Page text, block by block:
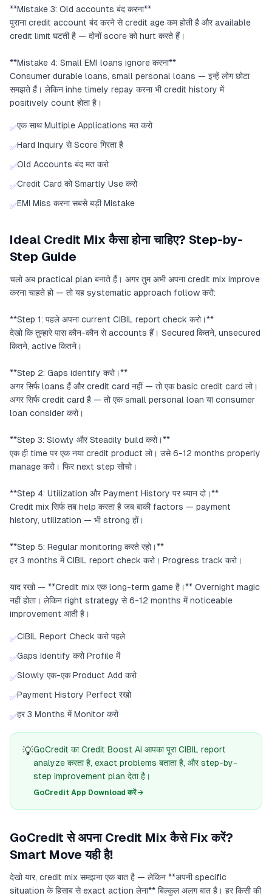
**Mistake 3: Old accounts बंद करना**
पुराना credit account बंद करने से credit age कम होती है और available
credit limit घटती है — दोनों score को hurt करते हैं।
**Mistake 4: Small EMI loans ignore करना**
Consumer durable loans, small personal loans — इन्हें लोग छोटा
समझते हैं। लेकिन inhe timely repay करना भी credit history में
positively count होता है।
✅एक साथ Multiple Applications मत करो
✅Hard Inquiry से Score गिरता है
✅Old Accounts बंद मत करो
✅Credit Card को Smartly Use करो
✅EMI Miss करना सबसे बड़ी Mistake
Ideal Credit Mix कैसा होना चाहिए? Step-by-
Step Guide
चलो अब practical plan बनाते हैं। अगर तुम अभी अपना credit mix improve
करना चाहते हो — तो यह systematic approach follow करो:
**Step 1: पहले अपना current CIBIL report check करो।**
देखो कि तुम्हारे पास कौन-कौन से accounts हैं। Secured कितने, unsecured
कितने, active कितने।
**Step 2: Gaps identify करो।**
अगर सिर्फ loans हैं और credit card नहीं — तो एक basic credit card लो।
अगर सिर्फ credit card है — तो एक small personal loan या consumer
loan consider करो।
**Step 3: Slowly और Steadily build करो।**
एक ही time पर एक नया credit product लो। उसे 6-12 months properly
manage करो। फिर next step सोचो।
**Step 4: Utilization और Payment History पर ध्यान दो।**
Credit mix सिर्फ तब help करता है जब बाकी factors — payment
history, utilization — भी strong हों।
**Step 5: Regular monitoring करते रहो।**
हर 3 months में CIBIL report check करो। Progress track करो।
याद रखो — **Credit mix एक long-term game है।** Overnight magic
नहीं होता। लेकिन right strategy से 6-12 months में noticeable
improvement आती है।
✅CIBIL Report Check करो पहले
✅Gaps Identify करो Profile में
✅Slowly एक-एक Product Add करो
✅Payment History Perfect रखो
✅हर 3 Months में Monitor करो
💡GoCredit का Credit Boost AI आपका पूरा CIBIL report
analyze करता है, exact problems बताता है, और step-by-
step improvement plan देता है।
GoCredit App Download करें →
GoCredit से अपना Credit Mix कैसे Fix करें?
Smart Move यही है!
देखो यार, credit mix समझना एक बात है — लेकिन **अपनी specific
situation के हिसाब से exact action लेना** बिल्कुल अलग बात है। हर किसी की